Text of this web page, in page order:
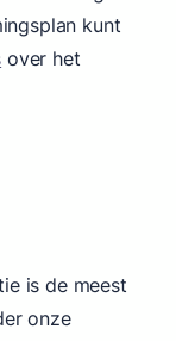
kunt
over het
is de meest
onze